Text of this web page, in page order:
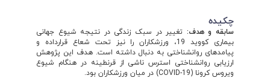
چکیده
سابقه و هدف: تغییر در سبک زندگی در نتیجه شیوع جهانی
بیماری کووید 19، ورزشکاران را نیز تحت شعاع قرارداده و
پیامدهای روان­شناختی به دنبال داشته است.‏ هدف این پژوهش
ارزیابی روانشناختی استرس ناشی از قرنطینه در هنگام شیوع
ویروس کرونا ‏‏(‏COVID-19‎‏) در میان ‏ورزشکاران بود. ‏